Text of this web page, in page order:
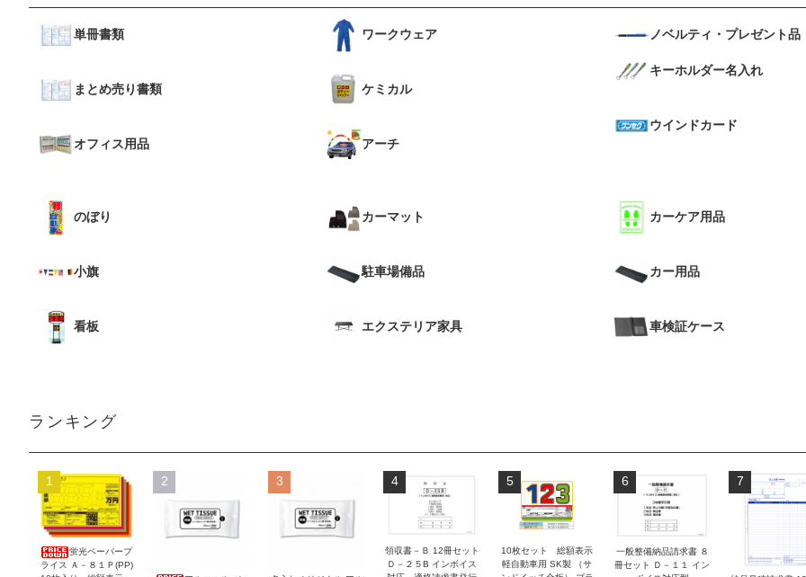
単冊書類
まとめ売り書類
オフィス用品
ワークウェア
ケミカル
アーチ
ノベルティ・プレゼント品
キーホルダー名入れ
ウインドカード
のぼり
小旗
看板
カーマット
駐車場備品
エクステリア家具
カーケア用品
カー用品
車検証ケース
ランキング
1
蛍光ペーパープ
ライス Ａ－８１Ｐ(PP)
2 3 4
領収書－Ｂ 12冊セット
Ｄ－２５B インボイス
5
10枚セット 総額表示
軽自動車用 SK製 （サ
6
一般整備納品請求書 ８
冊セット Ｄ－１１ イン
7